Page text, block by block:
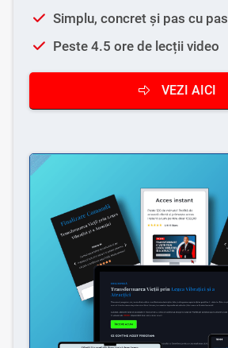
Simplu, concret și pas cu pas
Peste 4.5 ore de lecții video
VEZI AICI